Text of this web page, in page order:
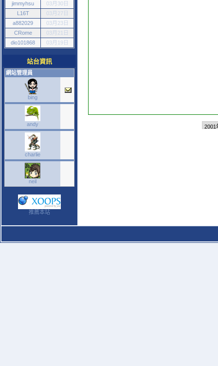
jimmyhsu
03月30日
L16T
03月27日
a882029
03月23日
CRome
03月21日
dio101868
03月19日
站台資訊
網站管理員
bing
andy
charlie
neil
推薦本站